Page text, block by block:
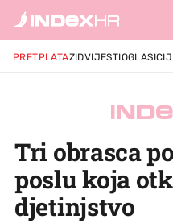
PRETPLATAZIDVIJESTIOGLASI
Tri obrasca
poslu koja
djetinjstvo